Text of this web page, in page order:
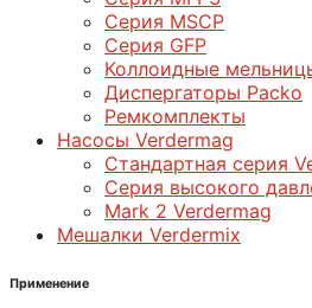
Серия MSCP
Серия GFP
Коллоидные
Диспергаторы Packo
Ремкомплекты
Насосы Verdermag
Стандартная серия
Серия высокого
Mark 2 Verdermag
Мешалки Verdermix
Применение